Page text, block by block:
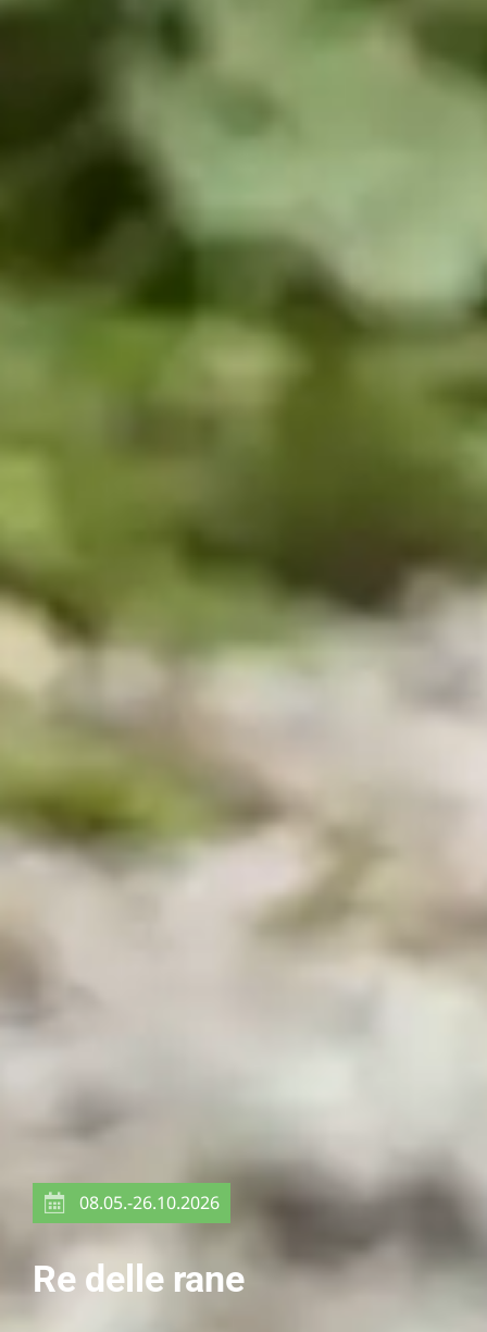
08.05.-26.10.2026
Re delle rane